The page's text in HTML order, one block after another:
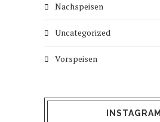
Nachspeisen
Uncategorized
Vorspeisen
INSTAGRAM